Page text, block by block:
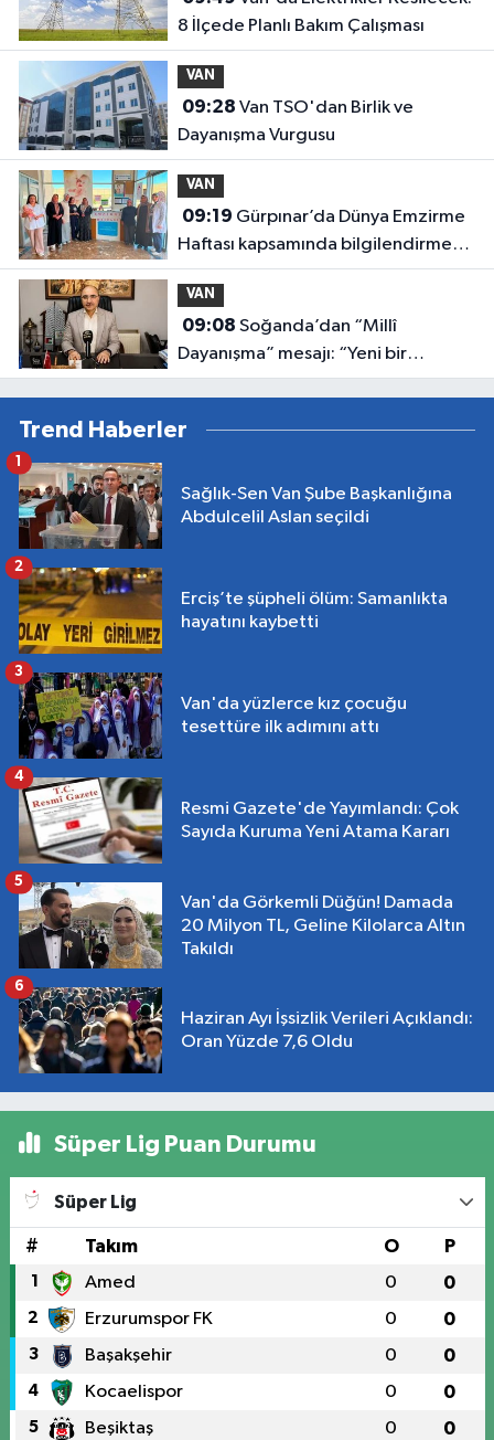
8 İlçede Planlı Bakım Çalışması
VAN
09:28
Dayanışma Vurgusu
VAN
09:19
Haftası kapsamında bilgilendirme
standı kuruldu
VAN
09:08
Dayanışma” mesajı: “Yeni bir
dönemin kapısı aralanıyor”
Trend Haberler
Sağlık-Sen Van Şube Başkanlığına
Abdulcelil Aslan seçildi
1
Erciş’te şüpheli ölüm: Samanlıkta
hayatını kaybetti
2
Van'da yüzlerce kız çocuğu
tesettüre ilk adımını attı
3
Resmi Gazete'de Yayımlandı: Çok
Sayıda Kuruma Yeni Atama Kararı
4
Van'da Görkemli Düğün! Damada
20 Milyon TL, Geline Kilolarca Altın
Takıldı
5
Haziran Ayı İşsizlik Verileri Açıklandı:
Oran Yüzde 7,6 Oldu
6
Süper Lig Puan Durumu
Süper Lig
# Takım O P
1 Amed 0 0
2 Erzurumspor FK 0 0
3 Başakşehir 0 0
4 Kocaelispor 0 0
5 Beşiktaş 0 0